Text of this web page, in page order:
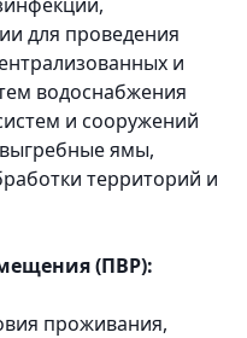
для проведения
и
водоснабжения
и сооружений
ямы,
территорий и
(ПВР):
проживания,